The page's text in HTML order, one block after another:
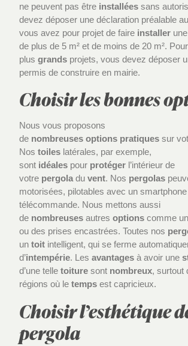
ne peuvent pas être installées sans
devez déposer une déclaration préalable
vous avez pour projet de faire installer une
de plus de 5 m² et de moins de 20 m².
plusgrands projets, vous devez déposer
permis de construire en mairie.
Choisir les bonnes
Nous vous proposons
de nombreuses options pratiques sur
Nostoiles latérales, par exemple,
sont idéales pour protéger l’intérieur de
votre pergola duvent. Nos pergolas
motorisées, pilotables avec un
télécommande. Nous mettons aussi
de nombreuses autresoptions comme
ou des prises encastrées. Toutes nos
untoit intelligent, qui se ferme
d’intempérie. Lesavantages à avoir une
d’une telletoiture sont nombreux, surtout
régions où letemps est capricieux.
Choisir l’esthétique
pergola